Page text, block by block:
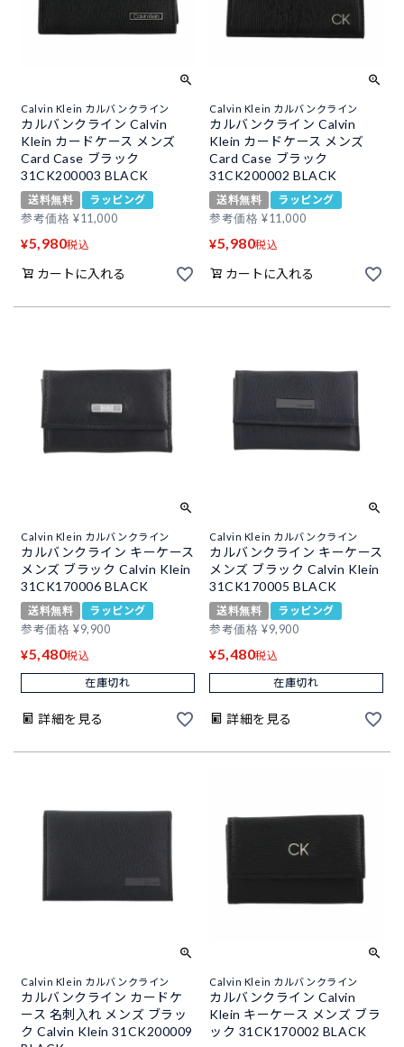
Calvin Klein カルバンクライン
カルバンクライン Calvin
Klein カードケース メンズ
Card Case ブラック
31CK200003 BLACK
送料無料
ラッピング
参考価格 ¥11,000
¥5,980税込
カートに入れる
Calvin Klein カルバンクライン
カルバンクライン Calvin
Klein カードケース メンズ
Card Case ブラック
31CK200002 BLACK
送料無料
ラッピング
参考価格 ¥11,000
¥5,980税込
カートに入れる
Calvin Klein カルバンクライン
カルバンクライン キーケース
メンズ ブラック Calvin Klein
31CK170006 BLACK
送料無料
ラッピング
参考価格 ¥9,900
¥5,480税込
在庫切れ
詳細を見る
Calvin Klein カルバンクライン
カルバンクライン キーケース
メンズ ブラック Calvin Klein
31CK170005 BLACK
送料無料
ラッピング
参考価格 ¥9,900
¥5,480税込
在庫切れ
詳細を見る
Calvin Klein カルバンクライン
カルバンクライン カードケ
ース 名刺入れ メンズ ブラッ
ク Calvin Klein 31CK200009
Calvin Klein カルバンクライン
カルバンクライン Calvin
Klein キーケース メンズ ブラ
ック 31CK170002 BLACK